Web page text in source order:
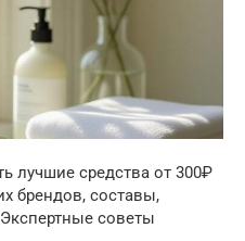
лучшие средства от 300₽
брендов, составы,
советы